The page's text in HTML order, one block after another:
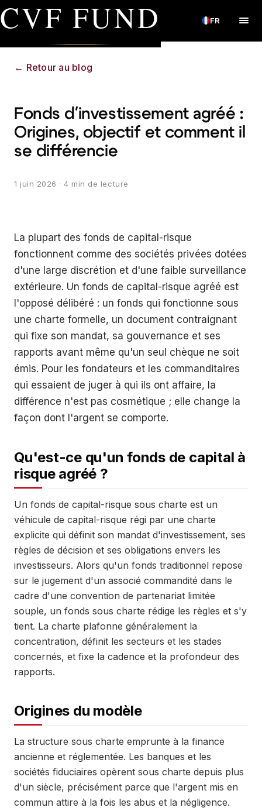
CVF FUND FR
← Retour au blog
Fonds d'investissement agréé :
Origines, objectif et comment il
se différencie
1 juin 2026 · 4 min de lecture
La plupart des fonds de capital-risque
fonctionnent comme des sociétés privées dotées
d'une large discrétion et d'une faible surveillance
extérieure. Un fonds de capital-risque agréé est
l'opposé délibéré : un fonds qui fonctionne sous
une charte formelle, un document contraignant
qui fixe son mandat, sa gouvernance et ses
rapports avant même qu'un seul chèque ne soit
émis. Pour les fondateurs et les commanditaires
qui essaient de juger à qui ils ont affaire, la
différence n'est pas cosmétique ; elle change la
façon dont l'argent se comporte.
Qu'est-ce qu'un fonds de capital à
risque agréé ?
Un fonds de capital-risque sous charte est un
véhicule de capital-risque régi par une charte
explicite qui définit son mandat d'investissement, ses
règles de décision et ses obligations envers les
investisseurs. Alors qu'un fonds traditionnel repose
sur le jugement d'un associé commandité dans le
cadre d'une convention de partenariat limitée
souple, un fonds sous charte rédige les règles et s'y
tient. La charte plafonne généralement la
concentration, définit les secteurs et les stades
concernés, et fixe la cadence et la profondeur des
rapports.
Origines du modèle
La structure sous charte emprunte à la finance
ancienne et réglementée. Les banques et les
sociétés fiduciaires opèrent sous charte depuis plus
d'un siècle, précisément parce que l'argent mis en
commun attire à la fois les abus et la négligence.